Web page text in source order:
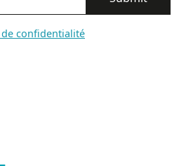
confidentialité